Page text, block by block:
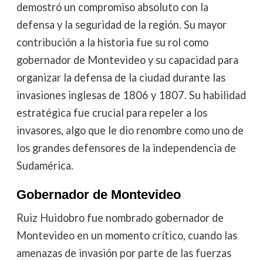
demostró un compromiso absoluto con la
defensa y la seguridad de la región. Su mayor
contribución a la historia fue su rol como
gobernador de Montevideo y su capacidad para
organizar la defensa de la ciudad durante las
invasiones inglesas de 1806 y 1807. Su habilidad
estratégica fue crucial para repeler a los
invasores, algo que le dio renombre como uno de
los grandes defensores de la independencia de
Sudamérica.
Gobernador de Montevideo
Ruiz Huidobro fue nombrado gobernador de
Montevideo en un momento crítico, cuando las
amenazas de invasión por parte de las fuerzas